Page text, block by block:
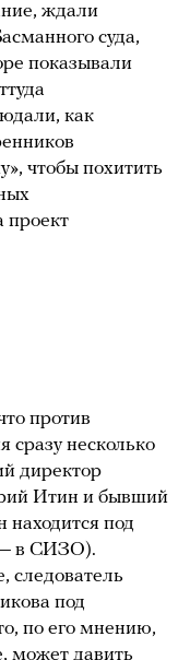
ждали
суда,
показывали
как
чтобы похитить
проект
против
сразу несколько
директор
Итин и бывший
под
в СИЗО).
следователь
под
по его мнению,
может давить